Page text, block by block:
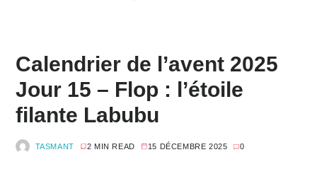
Calendrier de l’avent 2025
Jour 15 – Flop : l’étoile
filante Labubu
TASMANT 2 MIN READ 15 DÉCEMBRE 2025 0